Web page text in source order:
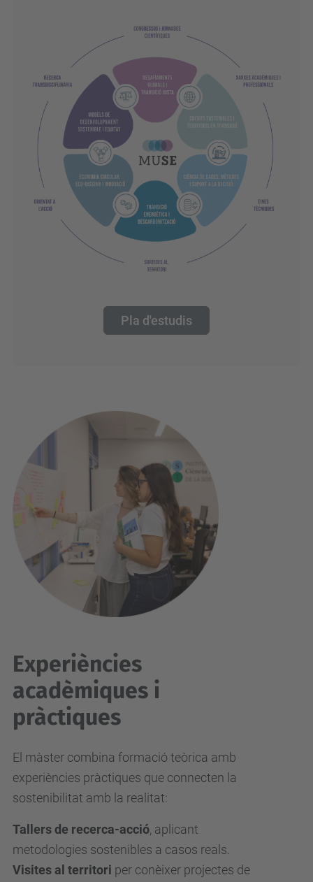
Pla d'estudis
Experiències
acadèmiques i
pràctiques
El màster combina formació teòrica amb
experiències pràctiques que connecten la
sostenibilitat amb la realitat:
Tallers de recerca-acció, aplicant
metodologies sostenibles a casos reals.
Visites al territori per conèixer projectes de